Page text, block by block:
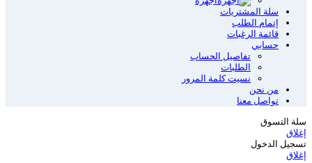
سلة المشتريات
إتمام الطلب
قائمة الرغبات
حسابي
تفاصيل الحساب
الطلبات
نسيت كلمة المرور
من نحن
تواصل معنا
سلة التسوق
إغلاق
تسجيل الدخول
إغلاق